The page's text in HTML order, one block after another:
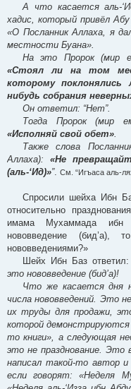
А что касается аль-
хадис, который привёл
«О Посланник Аллаха, я
местности Буана».
На это Пророк (мир
«Стоял ли на том
которому
нибудь собрания
Он ответил: “Нет”.
Тогда Пророк (мир
«Исполняй свой обет»
Также слова
Аллаха): «Не
(аль-‘Ид)»”. См. “Игъаса аль-
Спросили шейха Ибн
относительно
имама Мухаммада ибн
нововведение
нововведениями?»
Шейх Ибн Баз ответил:
это нововведение (бид’а)!
Что же касается дня
числа нововведений. Это
их труды для продажи,
которой демонстрируются
то книги», а следующая
это не празднование. Это
написал такой-то автор
если говорят: «Неделя